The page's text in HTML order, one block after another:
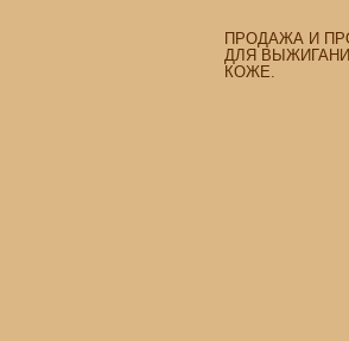
ПРОДАЖА И
ДЛЯ
КОЖЕ.